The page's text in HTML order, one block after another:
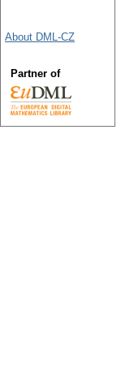
About DML-CZ
Partner of